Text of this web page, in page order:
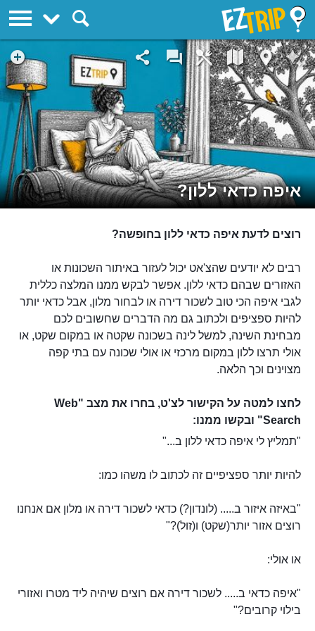
איפה כדאי ללון?
רוצים לדעת איפה כדאי ללון בחופשה?
רבים לא יודעים שהצ'אט יכול לעזור באיתור השכונות או
האזורים שבהם כדאי ללון. אפשר לבקש ממנו המלצה כללית
לגבי איפה הכי טוב לשכור דירה או לבחור מלון, אבל כדאי יותר
להיות ספציפים ולכתוב גם מה הדברים שחשובים לכם
מבחינת השינה, למשל לינה בשכונה שקטה או במקום שקט, או
אולי תרצו ללון במקום מרכזי או אולי שכונה עם בתי קפה
מצוינים וכך הלאה.
לחצו למטה על הקישור לצ'ט, בחרו את מצב "Web
Search" ובקשו ממנו:
"תמליץ לי איפה כדאי ללון ב..."
להיות יותר ספציפיים זה לכתוב לו משהו כמו:
"באיזה איזור ב..... (לונדון?) כדאי לשכור דירה או מלון אם אנחנו
רוצים אזור יותר(שקט) ו(זול)?"
או אולי:
"איפה כדאי ב..... לשכור דירה אם רוצים שיהיה ליד מטרו ואזורי
בילוי קרובים?"
EZTrip